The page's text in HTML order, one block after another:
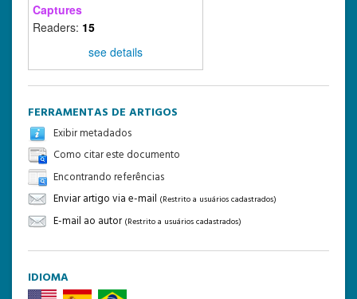
Captures
Readers: 15
see details
FERRAMENTAS DE ARTIGOS
Exibir metadados
Como citar este documento
Encontrando referências
Enviar artigo via e-mail (Restrito a usuários cadastrados)
E-mail ao autor (Restrito a usuários cadastrados)
IDIOMA